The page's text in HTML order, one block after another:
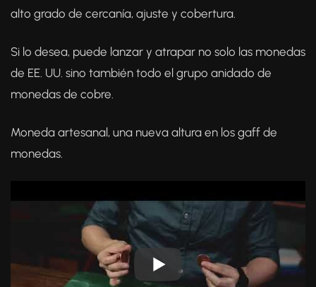
alto grado de cercanía, ajuste y cobertura.
Si lo desea, puede lanzar y atrapar no solo las monedas
de EE. UU. sino también todo el grupo anidado de
monedas de cobre.
Moneda artesanal, una nueva altura en los gaff de
monedas.